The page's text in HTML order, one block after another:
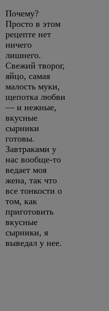
Почему?
Просто в этом
рецепте нет
ничего
лишнего.
Свежий творог,
яйцо, самая
малость муки,
щепотка любви
— и нежные,
вкусные
сырники
готовы.
Завтраками у
нас вообще-то
ведает моя
жена, так что
все тонкости о
том, как
приготовить
вкусные
сырники, я
выведал у нее.